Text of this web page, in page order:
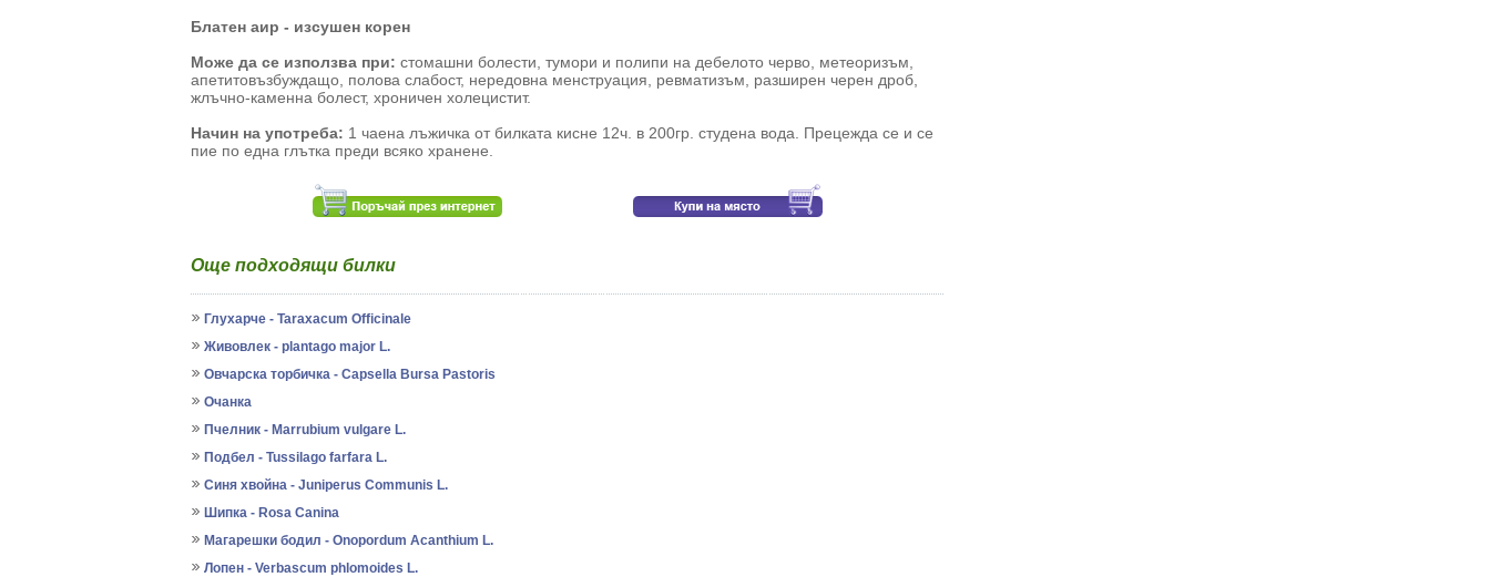
Блатен аир - изсушен корен
Може да се използва при: стомашни болести, тумори и полипи на дебелото черво, метеоризъм,
апетитовъзбуждащо, полова слабост, нередовна менструация, ревматизъм, разширен черен дроб,
жлъчно-каменна болест, хроничен холецистит.
Начин на употреба: 1 чаена лъжичка от билката кисне 12ч. в 200гр. студена вода. Прецежда се и се
пие по една глътка преди всяко хранене.
Още подходящи билки
Глухарче - Taraxacum Officinale
Живовлек - plantago major L.
Овчарска торбичка - Capsella Bursa Pastoris
Очанка
Пчелник - Marrubium vulgare L.
Подбел - Tussilago farfara L.
Синя хвойна - Juniperus Communis L.
Шипка - Rosa Canina
Магарешки бодил - Onopordum Acanthium L.
Лопен - Verbascum phlomoides L.